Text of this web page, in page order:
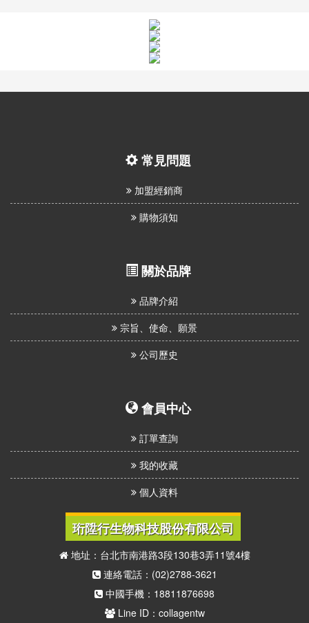
常見問題
加盟經銷商
購物須知
關於品牌
品牌介紹
宗旨、使命、願景
公司歷史
會員中心
訂單查詢
我的收藏
個人資料
珩陞行生物科技股份有限公司
地址：台北市南港路3段130巷3弄11號4樓
連絡電話：(02)2788-3621
中國手機：18811876698
Line ID：collagentw